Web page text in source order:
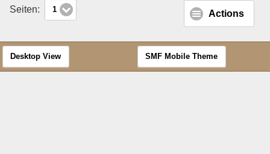
Seiten: 1 Actions
Desktop View SMF Mobile Theme